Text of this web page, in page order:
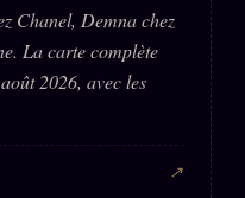
Chanel, Demna chez
La carte complète
2026, avec les
↗